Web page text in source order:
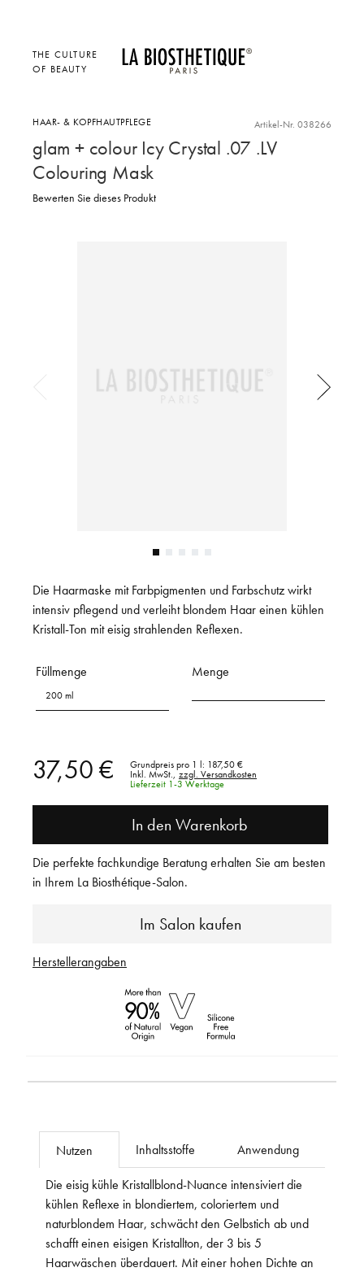
THE CULTURE
OF BEAUTY
HAAR- & KOPFHAUTPFLEGE Artikel-Nr. 038266
glam + colour Icy Crystal .07 .LV
Colouring Mask
Bewerten Sie dieses Produkt
Die Haarmaske mit Farbpigmenten und Farbschutz wirkt
intensiv pflegend und verleiht blondem Haar einen kühlen
Kristall-Ton mit eisig strahlenden Reflexen.
Füllmenge
200 ml
Menge
37,50 € Grundpreis pro 1 l: 187,50 €
Inkl. MwSt.,
zzgl. Versandkosten
Lieferzeit 1-3 Werktage
In den Warenkorb
Im Salon kaufen
Die perfekte fachkundige Beratung erhalten Sie am besten
in Ihrem La Biosthétique-Salon.
Herstellerangaben
Nutzen Inhaltsstoffe Anwendung
Die eisig kühle Kristallblond-Nuance intensiviert die
kühlen Reflexe in blondiertem, coloriertem und
naturblondem Haar, schwächt den Gelbstich ab und
schafft einen eisigen Kristallton, der 3 bis 5
Haarwäschen überdauert. Mit einer hohen Dichte an